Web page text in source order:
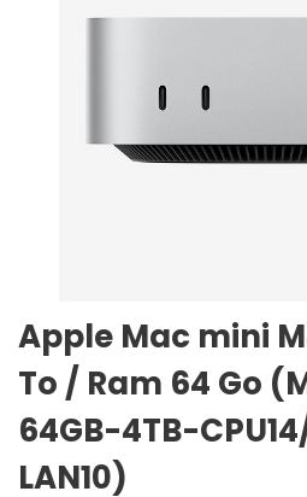
Apple Mac mini
To / Ram 64 Go
64GB-4TB-
LAN10)